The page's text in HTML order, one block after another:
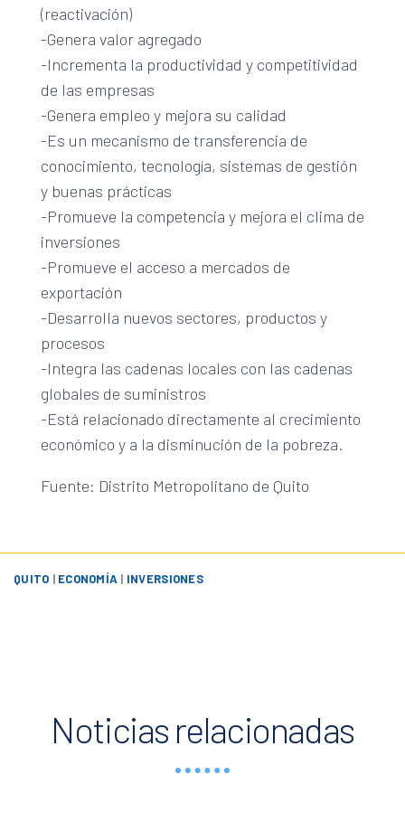
(reactivación)
-Genera valor agregado
-Incrementa la productividad y competitividad
de las empresas
-Genera empleo y mejora su calidad
-Es un mecanismo de transferencia de
conocimiento, tecnología, sistemas de gestión
y buenas prácticas
-Promueve la competencia y mejora el clima de
inversiones
-Promueve el acceso a mercados de
exportación
-Desarrolla nuevos sectores, productos y
procesos
-Integra las cadenas locales con las cadenas
globales de suministros
-Está relacionado directamente al crecimiento
económico y a la disminución de la pobreza.
Fuente: Distrito Metropolitano de Quito
QUITO | ECONOMÍA | INVERSIONES
Noticias relacionadas